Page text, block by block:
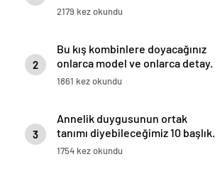
anlaşılır?
2179 kez okundu
2
Bu kış kombinlere doyacağınız
onlarca model ve onlarca detay.
1861 kez okundu
3
Annelik duygusunun ortak
tanımı diyebileceğimiz 10 başlık.
1754 kez okundu